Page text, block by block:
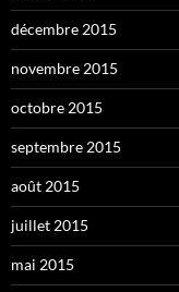
décembre 2015
novembre 2015
octobre 2015
septembre 2015
août 2015
juillet 2015
mai 2015